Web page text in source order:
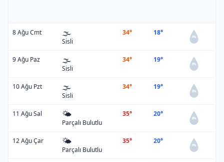
8 Ağu Cmt 🌫️
Sisli
34° 18°
0%
9 Ağu Paz 🌫️
Sisli
34° 19°
0%
10 Ağu Pzt 🌫️
Sisli
34° 19°
0%
11 Ağu Sal 🌤️
Parçalı Bulutlu
35° 20°
0%
12 Ağu Çar 🌤️
Parçalı Bulutlu
35° 20°
0%